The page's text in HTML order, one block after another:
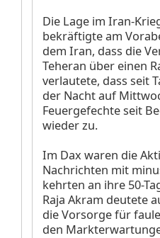
Die Lage im Iran-
bekräftigte am
dem Iran, dass die
Teheran über einen
verlautete, dass seit
der Nacht auf
Feuergefechte seit
wieder zu.
Im Dax waren die
Nachrichten mit
kehrten an ihre 50-
Raja Akram deutete
die Vorsorge für
den